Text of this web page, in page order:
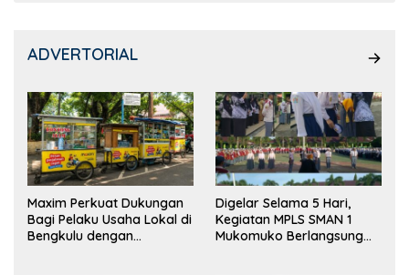
ADVERTORIAL
Maxim Perkuat Dukungan
Bagi Pelaku Usaha Lokal di
Bengkulu dengan
Digelar Selama 5 Hari,
Kegiatan MPLS SMAN 1
Mukomuko Berlangsung